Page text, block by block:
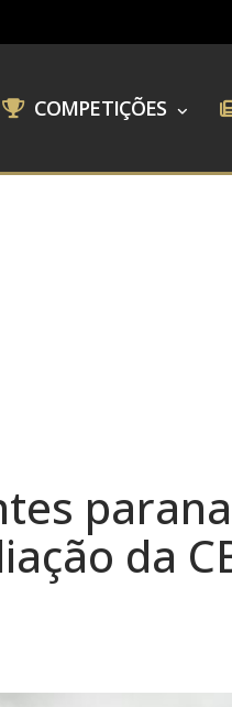
COMPETIÇÕES
da